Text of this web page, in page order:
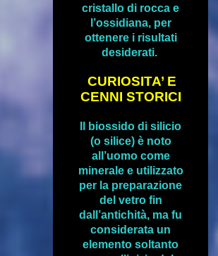
cristallo di rocca e
l’ossidiana, per
ottenere i risultati
desiderati.
CURIOSITA’ E
CENNI STORICI
Il biossido di silicio
(o silice) è noto
all’uomo come
minerale e utilizzato
per la preparazione
del vetro fin
dall’antichità, ma fu
considerata un
elemento soltanto